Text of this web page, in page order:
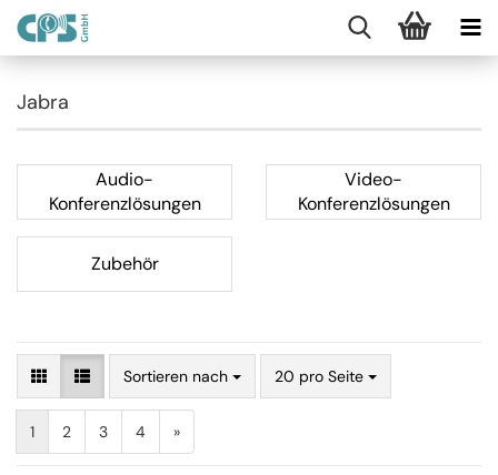
Jabra
Audio-
Konferenzlösungen
Video-
Konferenzlösungen
Zubehör
Sortieren nach 20 pro Seite
1 2 3 4 »